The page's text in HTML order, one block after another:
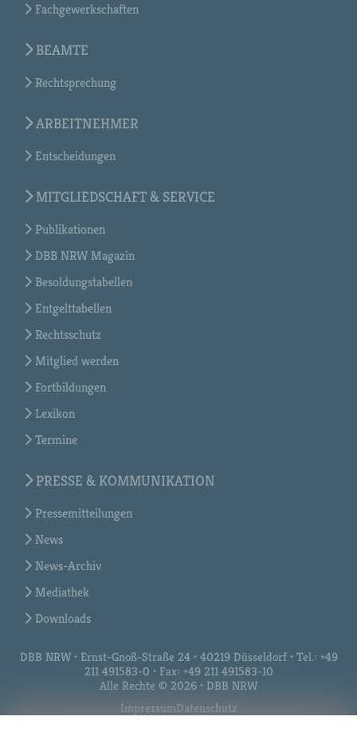
Fachgewerkschaften
BEAMTE
Rechtsprechung
ARBEITNEHMER
Entscheidungen
MITGLIEDSCHAFT & SERVICE
Publikationen
DBB NRW Magazin
Besoldungstabellen
Entgelttabellen
Rechtsschutz
Mitglied werden
Fortbildungen
Lexikon
Termine
PRESSE & KOMMUNIKATION
Pressemitteilungen
News
News-Archiv
Mediathek
Downloads
DBB NRW • Ernst-Gnoß-Straße 24 • 40219 Düsseldorf • Tel.: +49
211 491583-0 • Fax: +49 211 491583-10
Alle Rechte © 2026 • DBB NRW
ImpressumDatenschutz